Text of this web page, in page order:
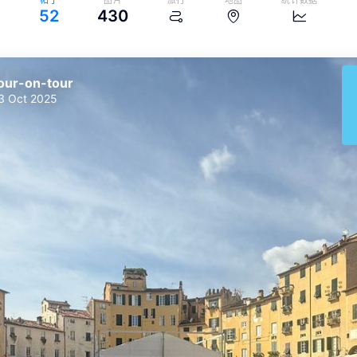
52 430
on-tour
Oct 2025